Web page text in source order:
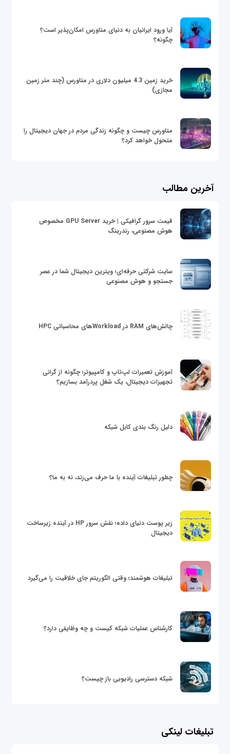
آیا ورود ایرانیان به دنیای متاورس امکان‌پذیر است؟
چگونه؟
خرید زمین 4.3 میلیون دلاری در متاورس (چند متر زمین
مجازی)
متاورس چیست و چگونه زندگی مردم در جهان دیجیتال را
متحول خواهد کرد؟
آخرین مطالب
قیمت سرور گرافیکی | خرید GPU Server مخصوص
هوش مصنوعی، رندرینگ
سایت شرکتی حرفه‌ای؛ ویترین دیجیتال شما در عصر
جستجو و هوش مصنوعی
چالش‌های RAM در Workloadهای محاسباتی HPC
آموزش تعمیرات لپ‌تاپ و کامپیوتر؛ چگونه از گرانی
تجهیزات دیجیتال، یک شغل پردرآمد بسازیم؟
دلیل رنگ بندی کابل شبکه
چطور تبلیغات آینده با ما حرف می‌زند، نه به ما؟
زیر پوست دنیای داده؛ نقش سرور HP در آینده زیرساخت
دیجیتال
تبلیغات هوشمند؛ وقتی الگوریتم جای خلاقیت را می‌گیرد
کارشناس عملیات شبکه کیست و چه وظایفی دارد؟
شبکه دسترسی رادیویی باز چیست؟
تبلیغات لینکی